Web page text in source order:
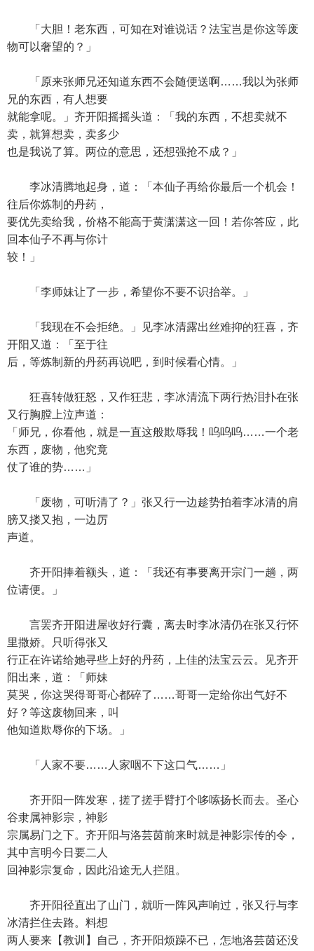
「大胆！老东西，可知在对谁说话？法宝岂是你这等废
物可以奢望的？」
「原来张师兄还知道东西不会随便送啊……我以为张师
兄的东西，有人想要
就能拿呢。」齐开阳摇摇头道：「我的东西，不想卖就不
卖，就算想卖，卖多少
也是我说了算。两位的意思，还想强抢不成？」
李冰清腾地起身，道：「本仙子再给你最后一个机会！
往后你炼制的丹药，
要优先卖给我，价格不能高于黄潇潇这一回！若你答应，此
回本仙子不再与你计
较！」
「李师妹让了一步，希望你不要不识抬举。」
「我现在不会拒绝。」见李冰清露出丝难抑的狂喜，齐
开阳又道：「至于往
后，等炼制新的丹药再说吧，到时候看心情。」
狂喜转做狂怒，又作狂悲，李冰清流下两行热泪扑在张
又行胸膛上泣声道：
「师兄，你看他，就是一直这般欺辱我！呜呜呜……一个老
东西，废物，他究竟
仗了谁的势……」
「废物，可听清了？」张又行一边趁势拍着李冰清的肩
膀又搂又抱，一边厉
声道。
齐开阳捧着额头，道：「我还有事要离开宗门一趟，两
位请便。」
言罢齐开阳进屋收好行囊，离去时李冰清仍在张又行怀
里撒娇。只听得张又
行正在许诺给她寻些上好的丹药，上佳的法宝云云。见齐开
阳出来，道：「师妹
莫哭，你这哭得哥哥心都碎了……哥哥一定给你出气好不
好？等这废物回来，叫
他知道欺辱你的下场。」
「人家不要……人家咽不下这口气……」
齐开阳一阵发寒，搓了搓手臂打个哆嗦扬长而去。圣心
谷隶属神影宗，神影
宗属易门之下。齐开阳与洛芸茵前来时就是神影宗传的令，
其中言明今日要二人
回神影宗复命，因此沿途无人拦阻。
齐开阳径直出了山门，就听一阵风声响过，张又行与李
冰清拦住去路。料想
两人要来【教训】自己，齐开阳烦躁不已，怎地洛芸茵还没